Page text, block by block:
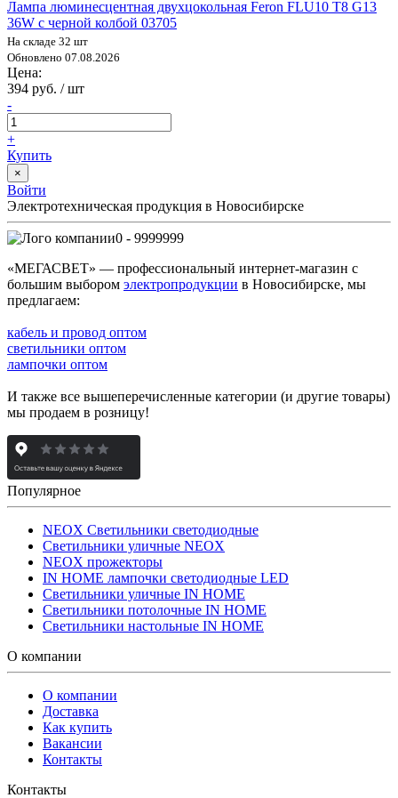
Лампа люминесцентная двухцокольная Feron FLU10 T8 G13
36W с черной колбой 03705
На складе 32 шт
Обновлено 07.08.2026
Цена:
394 руб. / шт
-
+
Купить
×
Войти
Электротехническая продукция в Новосибирске
0 - 9999999
«МЕГАСВЕТ» — профессиональный интернет-магазин с
большим выбором электропродукции в Новосибирске, мы
предлагаем:
кабель и провод оптом
светильники оптом
лампочки оптом
И также все вышеперечисленные категории (и другие товары)
мы продаем в розницу!
Популярное
NEOX Светильники светодиодные
Светильники уличные NEOX
NEOX прожекторы
IN HOME лампочки светодиодные LED
Светильники уличные IN HOME
Светильники потолочные IN HOME
Светильники настольные IN HOME
О компании
О компании
Доставка
Как купить
Вакансии
Контакты
Контакты